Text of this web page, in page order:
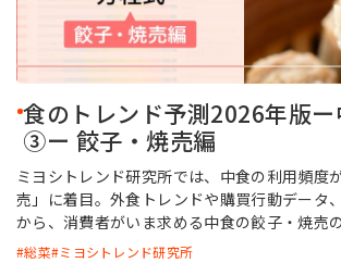
おすすめキーワード
粉末油脂ラード不足植物性ミルク
お問い合わせ
食のトレンド予測2026年版
③ー 餃子・焼売編
ミヨシトレンド研究所では、中食の利用頻度
売」に着目。外食トレンドや購買行動データ
から、消費者がいま求める中食の餃子・焼売
しました。
総菜 ミヨシトレンド研究所